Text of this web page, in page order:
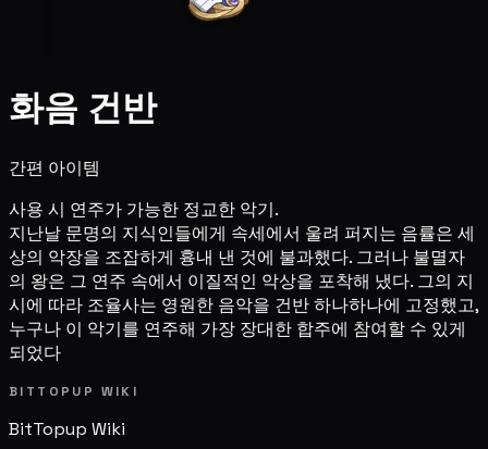
화음 건반
간편 아이템
사용 시 연주가 가능한 정교한 악기.
지난날 문명의 지식인들에게 속세에서 울려 퍼지는 음률은 세
상의 악장을 조잡하게 흉내 낸 것에 불과했다. 그러나 불멸자
의 왕은 그 연주 속에서 이질적인 악상을 포착해 냈다. 그의 지
시에 따라 조율사는 영원한 음악을 건반 하나하나에 고정했고,
누구나 이 악기를 연주해 가장 장대한 합주에 참여할 수 있게
되었다
BITTOPUP WIKI
BitTopup Wiki